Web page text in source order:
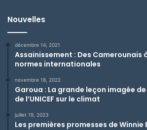
Nouvelles
décembre 14, 2021
Assainissement : Des Camerounais
normes internationales
novembre 18, 2022
Garoua : La grande leçon imagée
de l’UNICEF sur le climat
juillet 19, 2023
Les premières promesses de Winnie